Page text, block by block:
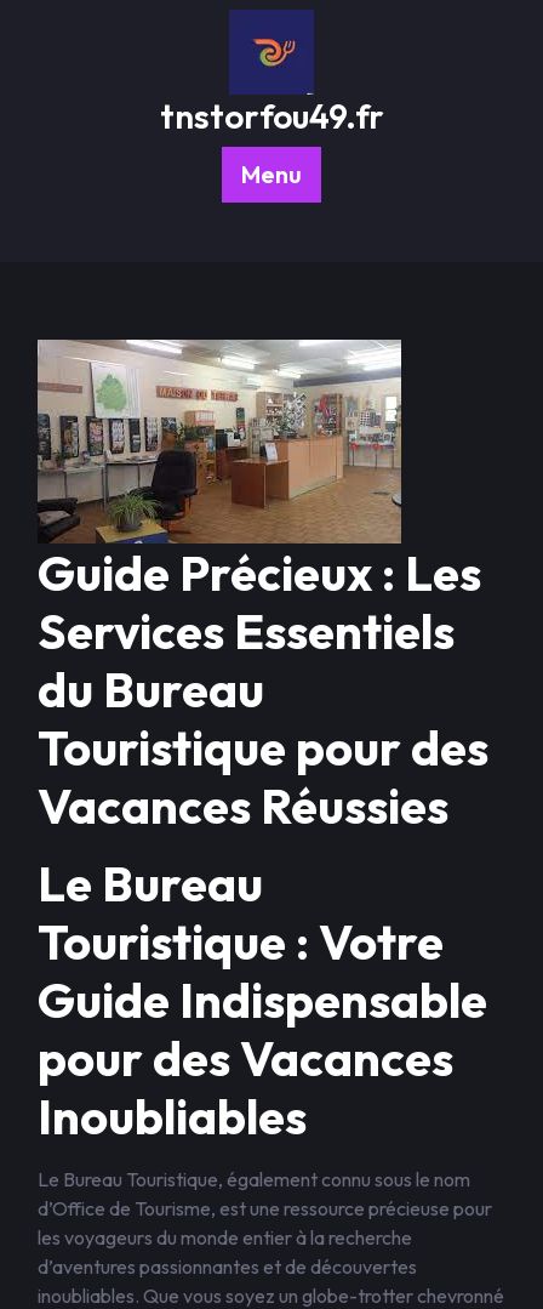
tnstorfou49.fr
Menu
Guide Précieux : Les
Services Essentiels
du Bureau
Touristique pour des
Vacances Réussies
Le Bureau
Touristique : Votre
Guide Indispensable
pour des Vacances
Inoubliables
Le Bureau Touristique, également connu sous le nom
d’Office de Tourisme, est une ressource précieuse pour
les voyageurs du monde entier à la recherche
d’aventures passionnantes et de découvertes
inoubliables. Que vous soyez un globe-trotter chevronné